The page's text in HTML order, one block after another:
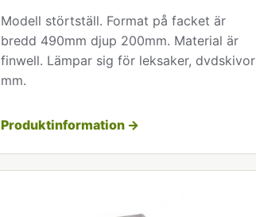
Modell störtställ. Format på facket är
bredd 490mm djup 200mm. Material är
finwell. Lämpar sig för leksaker, dvdskivor
mm.
Produktinformation →